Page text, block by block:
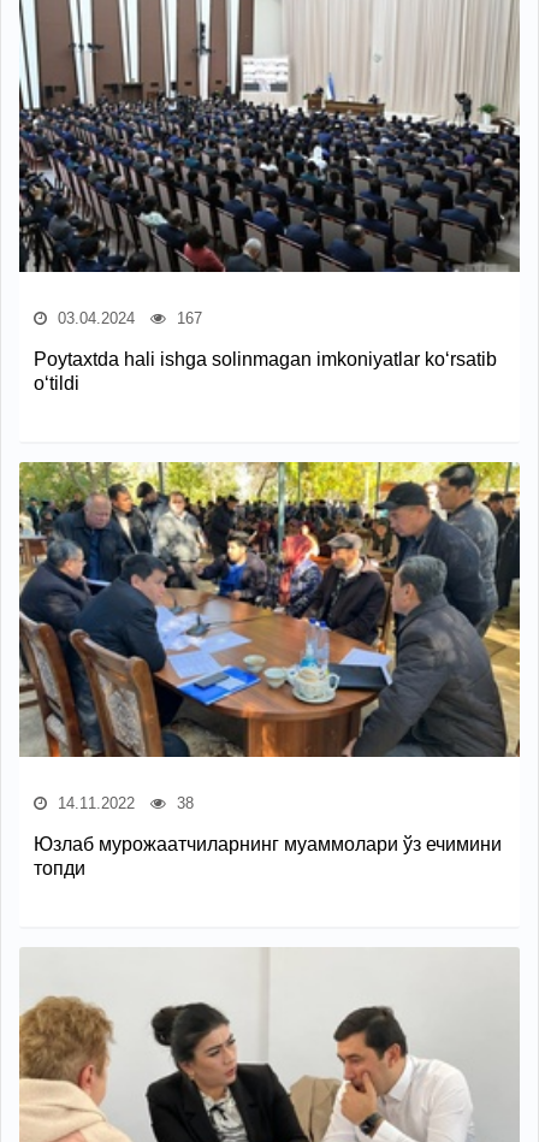
03.04.2024 167
Poytaxtda hali ishga solinmagan imkoniyatlar ko‘rsatib
o‘tildi
14.11.2022 38
Юзлаб мурожаатчиларнинг муаммолари ўз ечимини
топди